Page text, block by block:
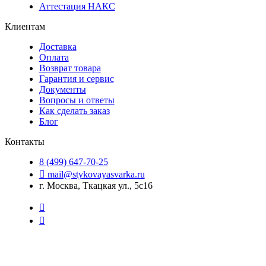
Аттестация НАКС
Клиентам
Доставка
Оплата
Возврат товара
Гарантия и сервис
Документы
Вопросы и ответы
Как сделать заказ
Блог
Контакты
8 (499) 647-70-25
mail@stykovayasvarka.ru
г. Москва, Ткацкая ул., 5с16